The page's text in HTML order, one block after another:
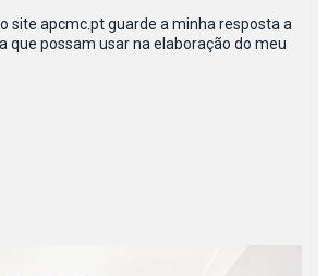
site apcmc.pt guarde a minha resposta a
que possam usar na elaboração do meu